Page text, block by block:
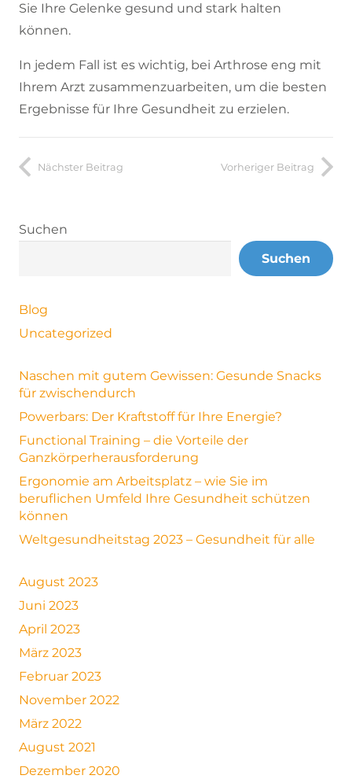
Sie Ihre Gelenke gesund und stark halten
können.
In jedem Fall ist es wichtig, bei Arthrose eng mit
Ihrem Arzt zusammenzuarbeiten, um die besten
Ergebnisse für Ihre Gesundheit zu erzielen.
Nächster Beitrag Vorheriger Beitrag
Suchen
Suchen
Blog
Uncategorized
Naschen mit gutem Gewissen: Gesunde Snacks
für zwischendurch
Powerbars: Der Kraftstoff für Ihre Energie?
Functional Training – die Vorteile der
Ganzkörperherausforderung
Ergonomie am Arbeitsplatz – wie Sie im
beruflichen Umfeld Ihre Gesundheit schützen
können
Weltgesundheitstag 2023 – Gesundheit für alle
August 2023
Juni 2023
April 2023
März 2023
Februar 2023
November 2022
März 2022
August 2021
Dezember 2020